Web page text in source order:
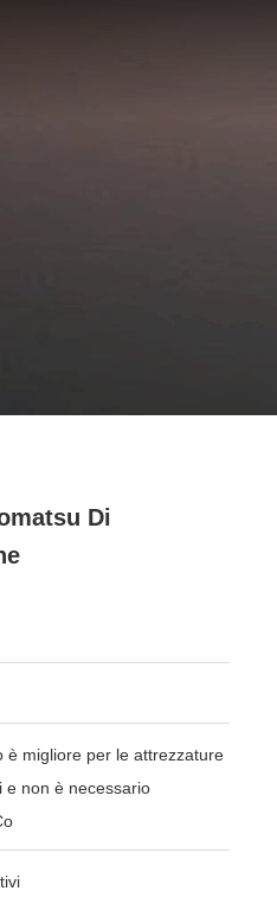
Di
è migliore per le attrezzature
e non è necessario